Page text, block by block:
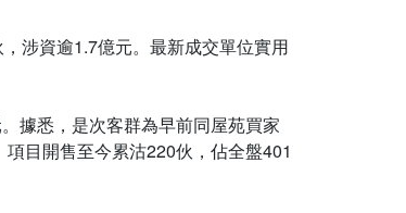
涉資逾1.7億元。最新成交單位實用
據悉，是次客群為早前同屋苑買家
目開售至今累沽220伙，佔全盤401